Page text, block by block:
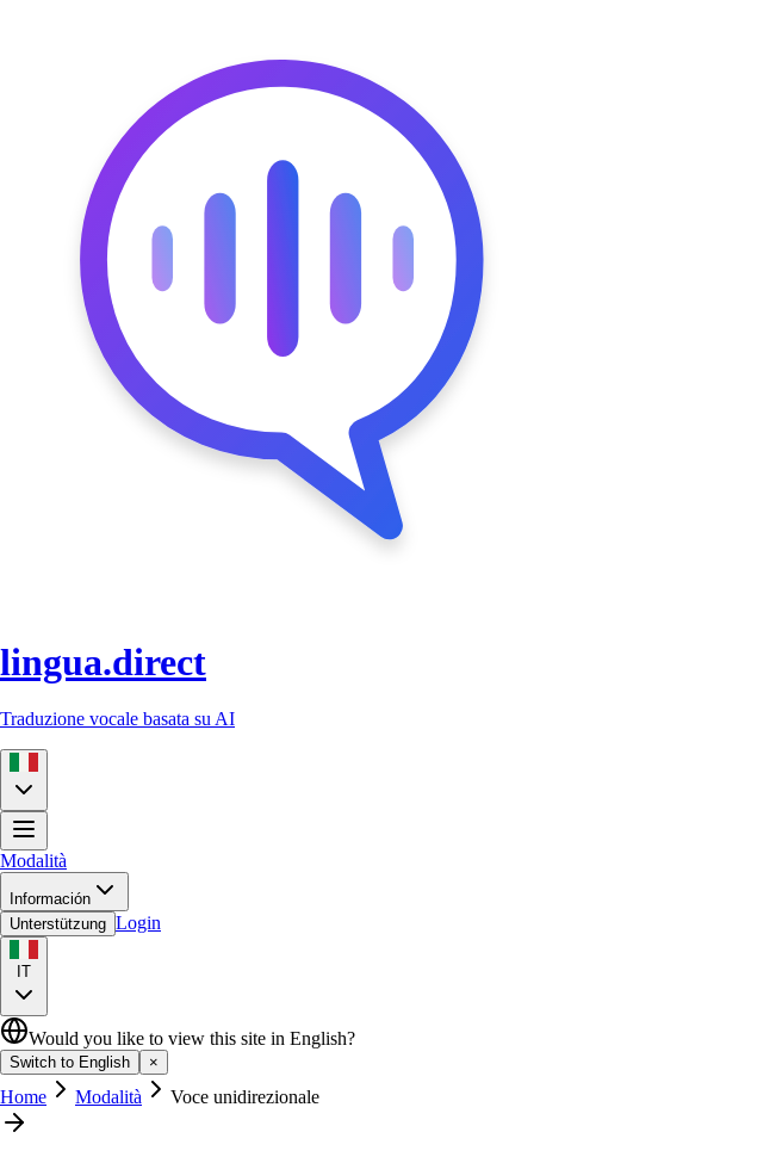
lingua.direct
Traduzione vocale basata su AI
Modalità
Información
Unterstützung Login
IT
Would you like to view this site in English?
Switch to English ×
Home Modalità Voce unidirezionale